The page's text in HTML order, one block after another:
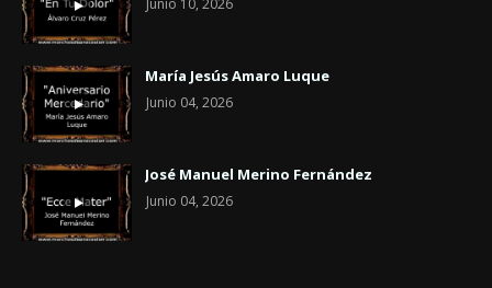
Junio 10, 2026
María Jesús Amaro Luque
Junio 04, 2026
José Manuel Merino Fernández
Junio 04, 2026